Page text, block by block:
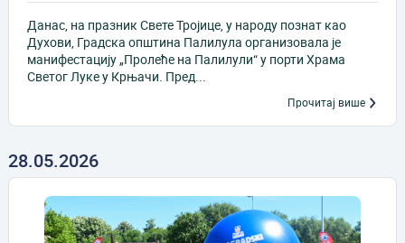
Данас, на празник Свете Тројице, у народу познат као
Духови, Градска општина Палилула организовала је
манифестацију „Пролеће на Палилули“ у порти Храма
Светог Луке у Крњачи. Пред...
Прочитај више
28.05.2026